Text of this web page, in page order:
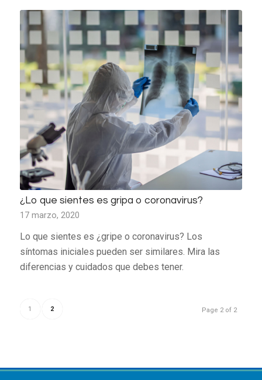
¿Lo que sientes es gripa o coronavirus?
17 marzo, 2020
Lo que sientes es ¿gripe o coronavirus? Los
síntomas iniciales pueden ser similares. Mira las
diferencias y cuidados que debes tener.
Page 2 of 2
1 2